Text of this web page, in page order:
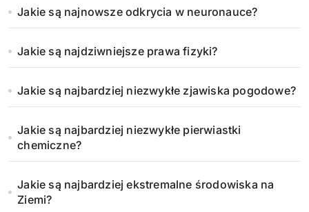
Jakie są najnowsze odkrycia w neuronauce?
Jakie są najdziwniejsze prawa fizyki?
Jakie są najbardziej niezwykłe zjawiska pogodowe?
Jakie są najbardziej niezwykłe pierwiastki
chemiczne?
Jakie są najbardziej ekstremalne środowiska na
Ziemi?